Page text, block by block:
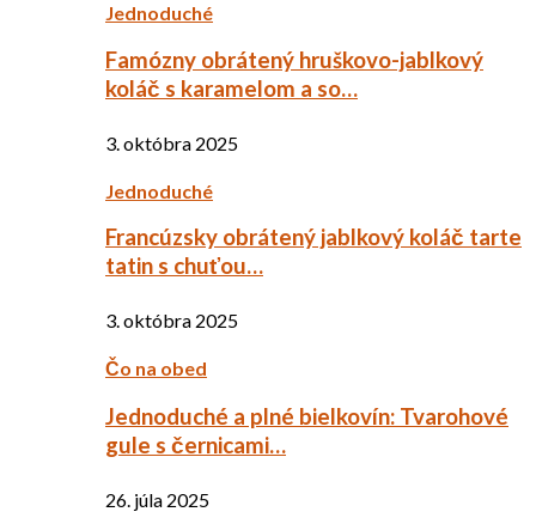
Jednoduché
Famózny obrátený hruškovo-jablkový
koláč s karamelom a so…
3. októbra 2025
Jednoduché
Francúzsky obrátený jablkový koláč tarte
tatin s chuťou…
3. októbra 2025
Čo na obed
Jednoduché a plné bielkovín: Tvarohové
gule s černicami…
26. júla 2025